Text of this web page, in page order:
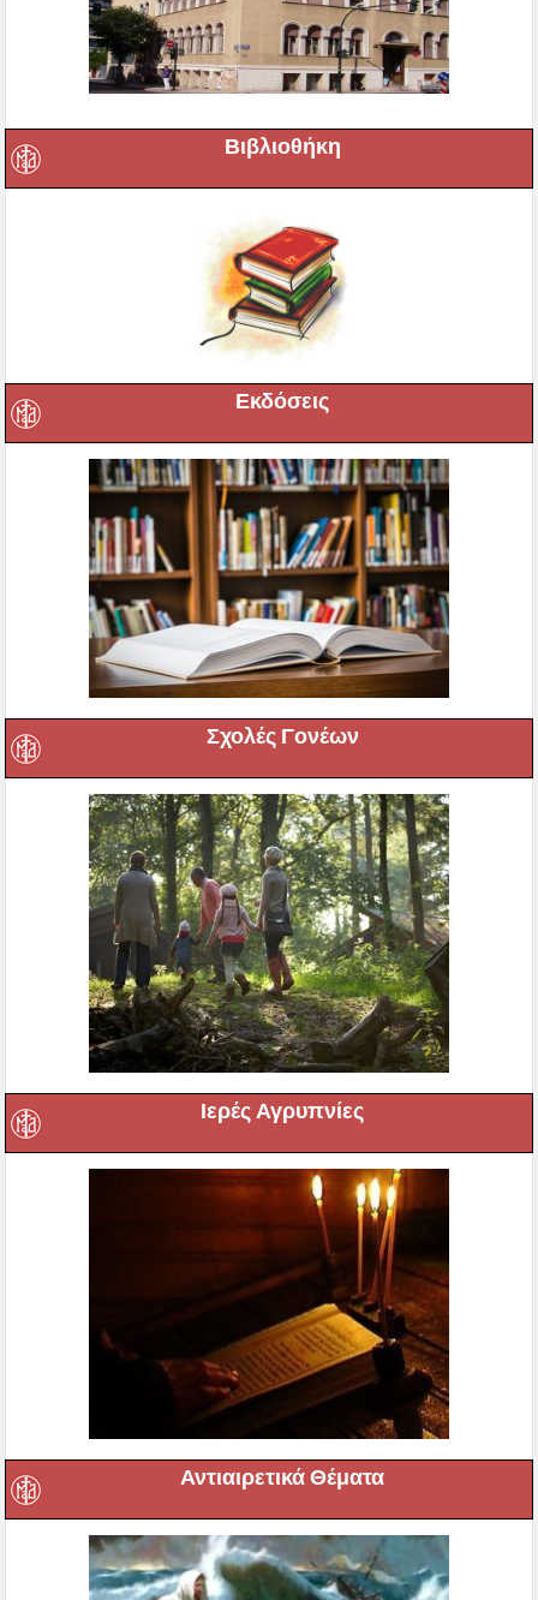
Βιβλιοθήκη
Εκδόσεις
Σχολές Γονέων
Ιερές Αγρυπνίες
Αντιαιρετικά Θέματα